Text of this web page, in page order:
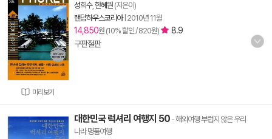
미리보기
성희수, 한혜원 (지은이)
랜덤하우스코리아| 2010년 11월
14,850원 (10% 할인 / 820원)
8.9
구판절판
대한민국 럭셔리 여행지 50 - 해외여행 부럽지 않은 우리
나라 명품여행